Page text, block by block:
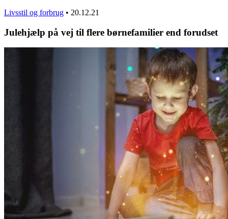
Livsstil og forbrug • 20.12.21
Julehjælp på vej til flere børnefamilier end forudset